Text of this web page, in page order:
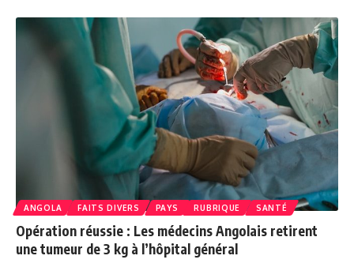
ANGOLA FAITS DIVERS PAYS RUBRIQUE SANTÉ
Opération réussie : Les médecins Angolais retirent
une tumeur de 3 kg à l’hôpital général